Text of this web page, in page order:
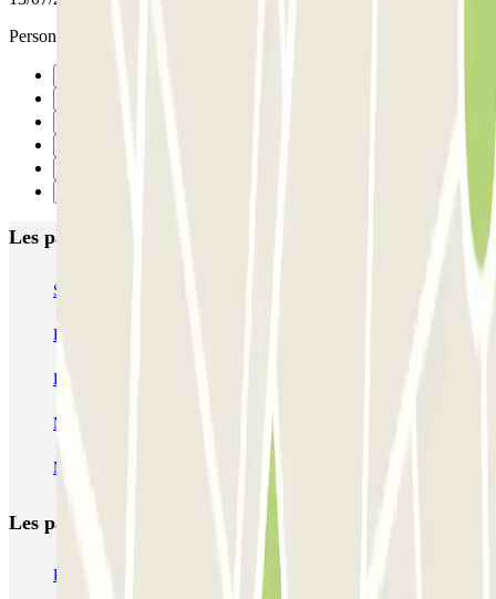
Personale cortese e molto disponibile. Ottima esposizione.
Les parkings les mieux notés à Rome
SABA Piazza di Spagna - Villa Borghese
Esquilino (Roma)
PARK ROMA COLOMBO
MUOVIAMO Parioli MUOVIAMO Flaminio
MUOVIAMO Pinciano
Les parkings les
Parking Paris Parking Gare de Lyon